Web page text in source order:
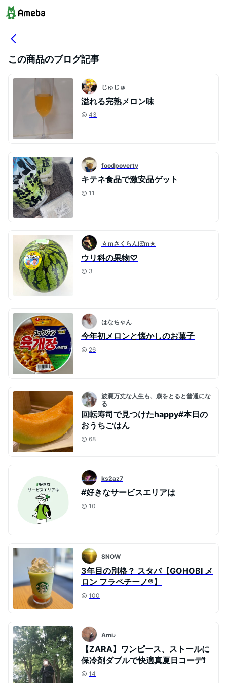
この商品のブログ記事
じゅじゅ
溢れる完熟メロン味
43
foodpoverty
キテネ食品で激安品ゲット
11
☆mさくらんぼm★
ウリ科の果物♡
3
はなちゃん
今年初メロンと懐かしのお菓子
26
波瀾万丈な人生も、歳をとると普通にな
る
回転寿司で見つけたhappy#本日の
おうちごはん
68
ks2az7
#好きなサービスエリアは
10
SNOW
3年目の別格？ スタバ【GOHOBI メ
ロン フラペチーノ®】
100
Ami♪
【ZARA】ワンピース、ストールに
保冷剤ダブルで快適真夏日コーデ❗️
14